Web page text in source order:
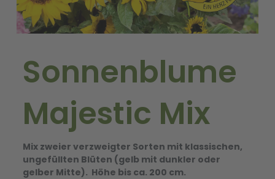
Sonnenblume
Majestic Mix
Mix zweier verzweigter Sorten mit klassischen,
ungefüllten Blüten (gelb mit dunkler oder
gelber Mitte). Höhe bis ca. 200 cm.